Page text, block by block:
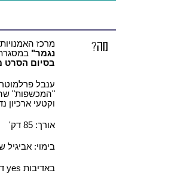
מה? מרכז
נגמר"
בסיום הסרט
ענבל
"המכשפות"
וקטעי ארכיון
אורך: 85 דק'
בימוי: אביגיל
באדיבות yes דוקו